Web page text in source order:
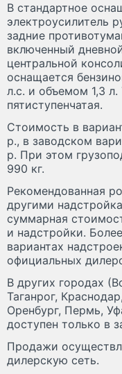
В стандартное
электроусилитель
задние
включенный
центральной
оснащается
л.с. и объемом 1,3
пятиступенчатая.
Стоимость в
р., в заводском
р. При этом
990 кг.
Рекомендованная
другими
суммарная
и надстройки.
вариантах
официальных
В других городах
Таганрог,
Оренбург, Пермь,
доступен только в
Продажи
дилерскую сеть.